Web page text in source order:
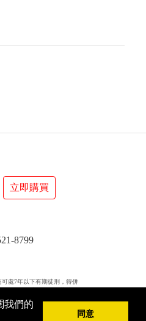
我們的
同意
立即購買
8799
處7年以下有期徒刑，得併